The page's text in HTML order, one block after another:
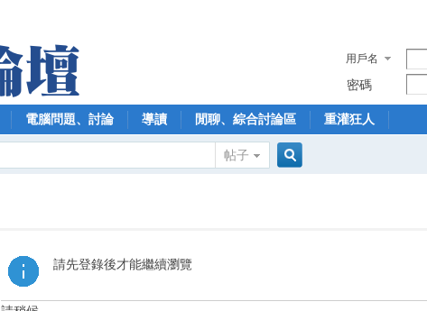
用戶名
密碼
電腦問題、討論 導讀 閒聊、綜合討論區 重灌狂人
帖子
請先登錄後才能繼續瀏覽